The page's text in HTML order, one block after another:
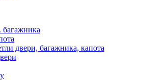
багажника
двери, багажника, капота